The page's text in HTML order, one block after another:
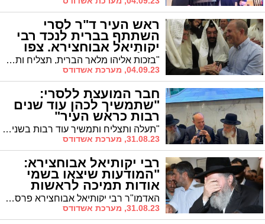
ראש העיר ד"ר לסרי
השתתף בברית לנכד רבי
יקותיאל אבוחצירא. צפו
בגלריה "בזכות אליהו מלאך הברית, תצליח ותעלה מעלה מעלה" – כך בירך האדמו"ר הרה"צ רבי יקותיאל אבוחצירא את ראש העיר ד"ר יחיאל לסרי בשמחת ברית המילה אצל חתנו האדמו"ר רבי שמואל שמעון טולידאנו
04.09.23, מערכת אשדודס
חבר המועצת ללסרי:
"שתמשיך לכהן עוד שנים
רבות כראש העיר"
"תעלה ותצליח ותמשיך עוד רבות בשנים לכהן כראש העיר" - במילים אלו בירך בחביבות מיוחדת מרן הגר"ש מחפוד חבר מועצת חכמי התורה את ראש העיר אשדוד ד"ר יחיאל לסרי בשמחת בר המצוה לנינו
31.08.23, מערכת אשדודס
רבי יקותיאל אבוחצירא:
"המודעות שיצאו בשמי
אודות תמיכה לראשות
העיר - שקריות" האדמו"ר רבי יקותיאל אבוחצירא פרסם היום הבהרה לפיה המודעות שפורסמו בשמו על תמיכתו ביו"ר ש"ס בעיר, אבי אמסלם - הינן שקריות. אמסלם בתגובה: "מעולם לא טענתי שתמך בי"
31.08.23, מערכת אשדודס